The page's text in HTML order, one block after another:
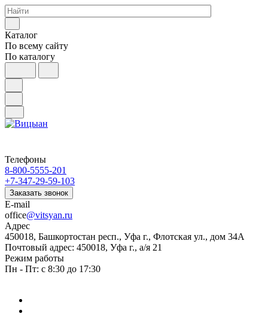
Каталог
По всему сайту
По каталогу
Телефоны
8-800-5555-201
+7-347-29-59-103
Заказать звонок
E-mail
office@vitsyan.ru
Адрес
450018, Башкортостан респ., Уфа г., Флотская ул., дом 34А
Почтовый адрес: 450018, Уфа г., а/я 21
Режим работы
Пн - Пт: с 8:30 до 17:30